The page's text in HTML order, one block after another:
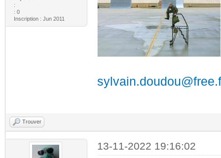
:
: 0
Inscription : Jun 2011
Trouver
13-11-2022 19:16:02